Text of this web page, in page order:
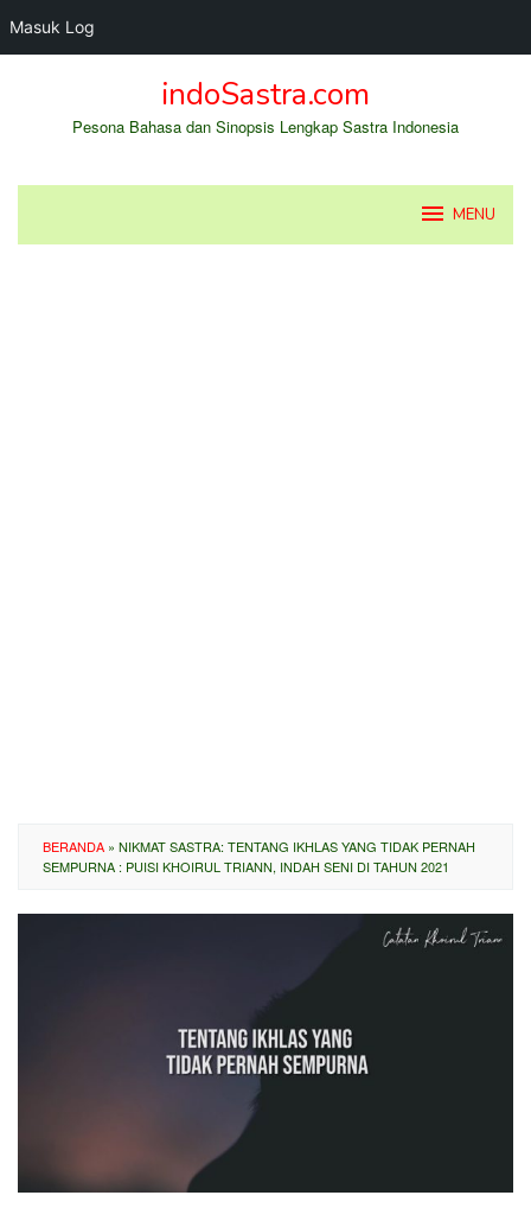
Masuk Log
indoSastra.com
Pesona Bahasa dan Sinopsis Lengkap Sastra Indonesia
MENU
BERANDA » NIKMAT SASTRA: TENTANG IKHLAS YANG TIDAK PERNAH
SEMPURNA : PUISI KHOIRUL TRIANN, INDAH SENI DI TAHUN 2021